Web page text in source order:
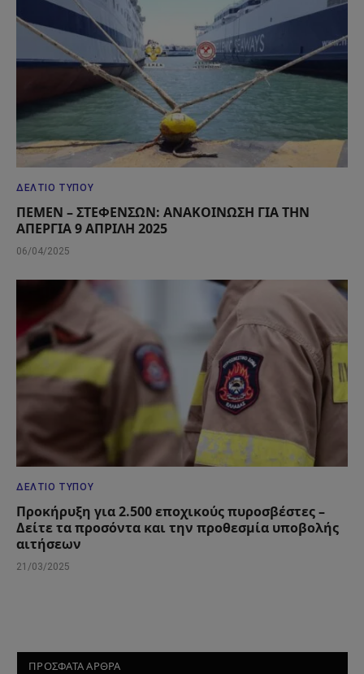
ΔΕΛΤΊΟ ΤΎΠΟΥ
ΠΕΜΕΝ – ΣΤΕΦΕΝΣΩΝ: ΑΝΑΚΟΙΝΩΣΗ ΓΙΑ ΤΗΝ
ΑΠΕΡΓΙΑ 9 ΑΠΡΙΛΗ 2025
06/04/2025
ΔΕΛΤΊΟ ΤΎΠΟΥ
Προκήρυξη για 2.500 εποχικούς πυροσβέστες –
Δείτε τα προσόντα και την προθεσμία υποβολής
αιτήσεων
21/03/2025
ΠΡΟΣΦΑΤΑ ΑΡΘΡΑ